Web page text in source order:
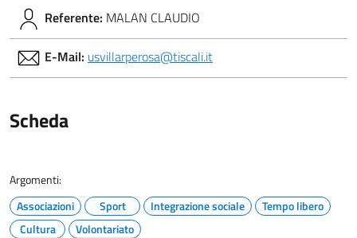
Referente: MALAN CLAUDIO
E-Mail: usvillarperosa@tiscali.it
Scheda
Argomenti:
Associazioni
Sport Integrazione sociale
Tempo libero
Cultura
Volontariato